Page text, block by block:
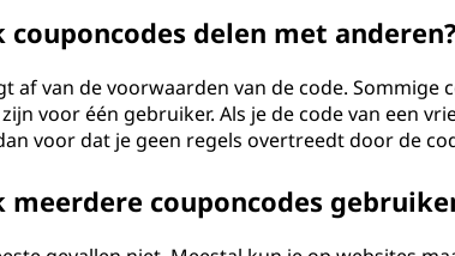
couponcodes delen met anderen?
af van de voorwaarden van de code.
voor één gebruiker. Als je de code van een
voor dat je geen regels overtreedt door de
meerdere couponcodes